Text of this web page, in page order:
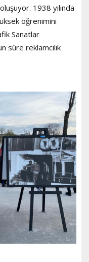
1938 yılında
öğrenimini
Sanatlar
süre reklamcılık